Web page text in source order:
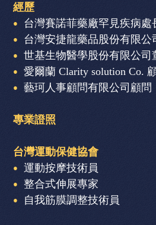
經歷
台灣賽諾菲藥廠罕見疾病處
台灣安捷龍藥品股份有限公
世基生物醫學股份有限公司
愛爾蘭 Clarity solution Co.
藝珂人事顧問有限公司顧問
專業證照
台灣運動保健協會
運動按摩技術員
整合式伸展專家
自我筋膜調整技術員